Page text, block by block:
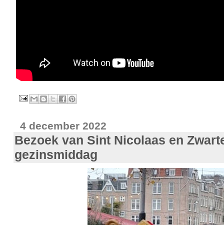
4 december 2022
Bezoek van Sint Nicolaas en
gezinsmiddag